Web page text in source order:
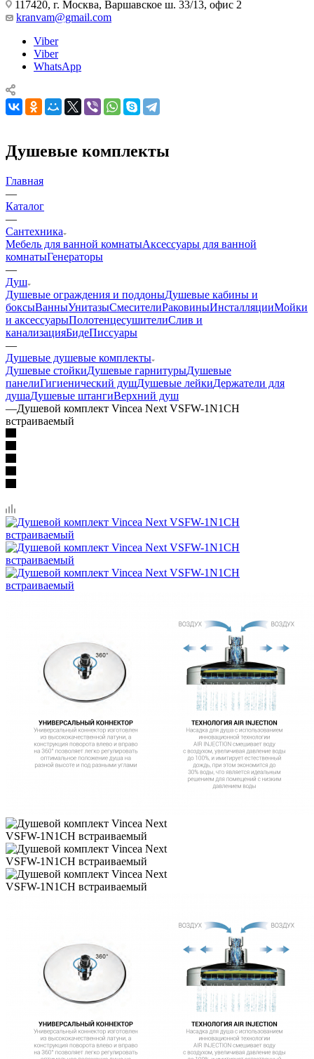
Viber
Viber
Душевые комплекты
Главная
—
—
Сантехника
Мебель для ванной комнаты
комнаты
—
Душ
Душевые ограждения и поддоны
боксы
и аксессуары
канализацияБидеПиссуары
—
Душевые душевые комплекты
Душевые стойкиДушевые гарнитуры
панели
душаДушевые штангиВерхний душ
—Душевой комплект Vincea Next VSFW-1N1CH
встраиваемый